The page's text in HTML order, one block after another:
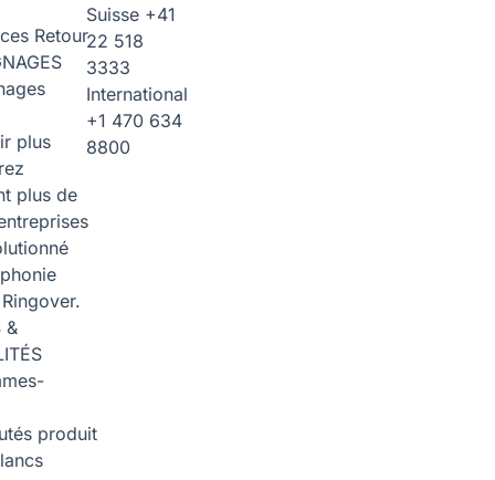
Retour
plus
plus de
&
produit
Suisse +41
22 518
3333
International
+1 470 634
8800